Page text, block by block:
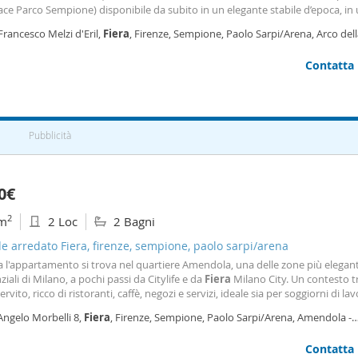
Parco Sempione) disponibile da subito in un elegante stabile d’epoca, in
proponiamo in affitto un appartamento di 130 mq situato al piano
e dotata di elettrodomestici, due camere da letto e doppi servizi. La
tapparelle motorizzate, inferiate di sicurezza e zanzariere su
è presente il riscaldamento centralizzato e l’aria condizionata. La zona è
servita dai mezzi pubblici: a pochi minuti a piedi si trovano la
che collegano comodamente con il centro e le principali aree della città.
condominiali: € 375 - ricerchiamo appartamenti in vendita e in affitto
clientela -.
Melzi d'Eril, Fiera, Firenze, Sempione, Paolo Sarpi/Arena, Arco
Contatta
Pubblicità
2 2 Loc 2 Bagni
arredato Fiera, firenze, sempione, paolo sarpi/arena
l'appartamento si trova nel quartiere Amendola, una delle zone più
di Milano, a pochi passi da Citylife e da Fiera Milano City. Un contesto
ricco di ristoranti, caffè, negozi e servizi, ideale sia per soggiorni di
grazie alla
Morbelli 8, Fiera, Firenze, Sempione, Paolo Sarpi/Arena, Amendola -
Contatta